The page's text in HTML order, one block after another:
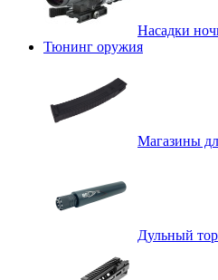
Насадки
Тюнинг оружия
Магазины
Дульный